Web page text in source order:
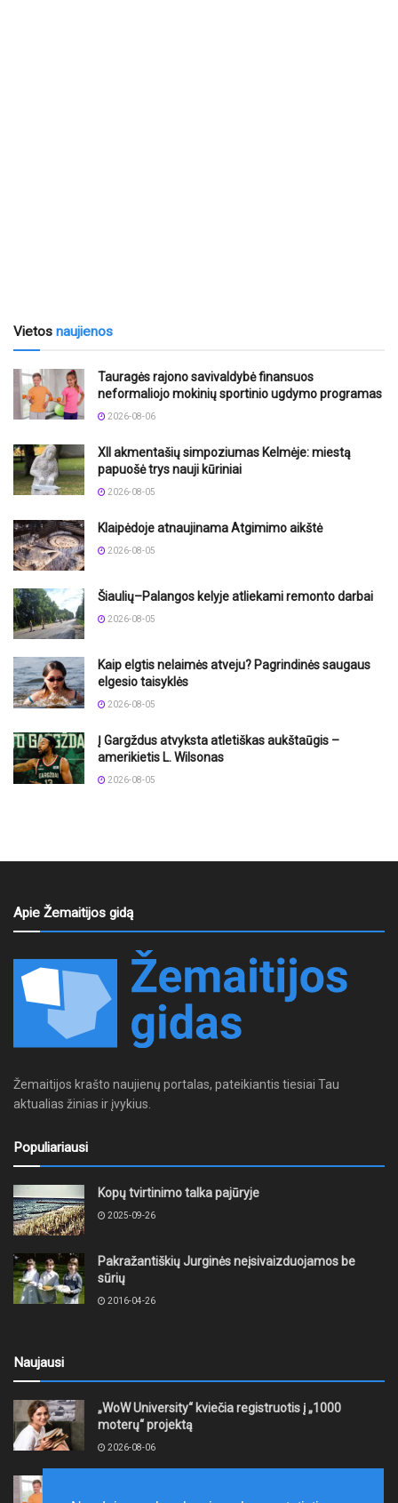
Vietos naujienos
Tauragės rajono savivaldybė finansuos
neformaliojo mokinių sportinio ugdymo programas
2026-08-06
XII akmentašių simpoziumas Kelmėje: miestą
papuošė trys nauji kūriniai
2026-08-05
Klaipėdoje atnaujinama Atgimimo aikštė
2026-08-05
Šiaulių–Palangos kelyje atliekami remonto darbai
2026-08-05
Kaip elgtis nelaimės atveju? Pagrindinės saugaus
elgesio taisyklės
2026-08-05
Į Gargždus atvyksta atletiškas aukštaūgis –
amerikietis L. Wilsonas
2026-08-05
Apie Žemaitijos gidą
Žemaitijos krašto naujienų portalas, pateikiantis tiesiai Tau
aktualias žinias ir įvykius.
Populiariausi
Kopų tvirtinimo talka pajūryje
2025-09-26
Pakražantiškių Jurginės neįsivaizduojamos be
sūrių
2016-04-26
Naujausi
„WoW University“ kviečia registruotis į „1000
moterų“ projektą
2026-08-06